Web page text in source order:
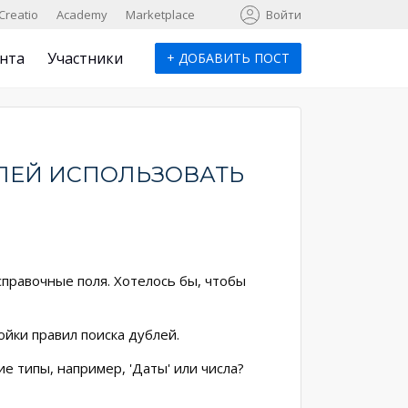
Creatio Academy Marketplace Войти
Участники + ДОБАВИТЬ ПОСТ
ИСПОЛЬЗОВАТЬ
поля. Хотелось бы, чтобы
правил поиска дублей.
типы, например, 'Даты' или числа?